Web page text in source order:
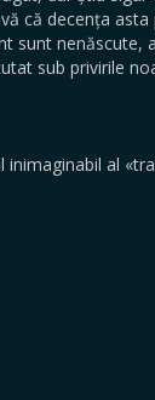
că decența
sunt nenăscute,
sub privirile
al